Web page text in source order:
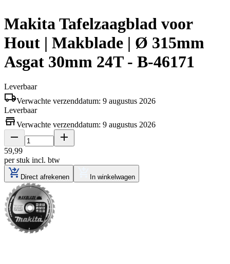
Makita Tafelzaagblad voor
Hout | Makblade | Ø 315mm
Asgat 30mm 24T - B-46171
Leverbaar
Verwachte verzenddatum: 9 augustus 2026
Leverbaar
Verwachte verzenddatum: 9 augustus 2026
59,99
per stuk incl. btw
Direct afrekenen In winkelwagen